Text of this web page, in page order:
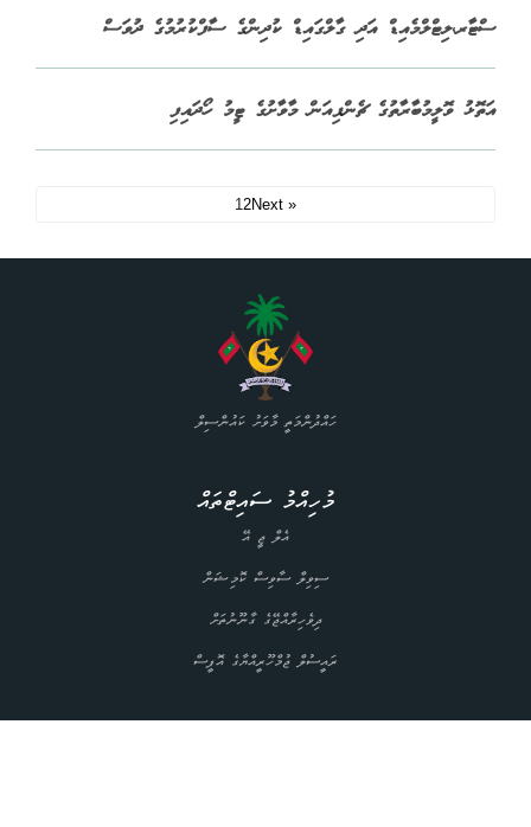
ސްޓާރ،ލިޓްލްމެއިޑް އަދި ގާލްގައިޑް ކުދިންގެ ސާފްކުރުމުގެ ދުވަސް
އަތޮޅު ވޮލީމުބާރާތުގެ ޗެންޕިއަން މާވާށުގެ ޓީމު ހޯދައިފި
1 2Next »
ހައްދުންމަތީ މާވަށު ކައުންސިލް
މުހިއްމު ސައިޓްތައް
އެލް ޖީ އޭ
ސިވިލް ސާވިސް ކޮމިޝަން
ދިވެހިރާއްޖޭގެ ގާނޫނުތަށް
ރައީސުލް ޖުމްހޫރީއްޔާގެ އޮފީސް